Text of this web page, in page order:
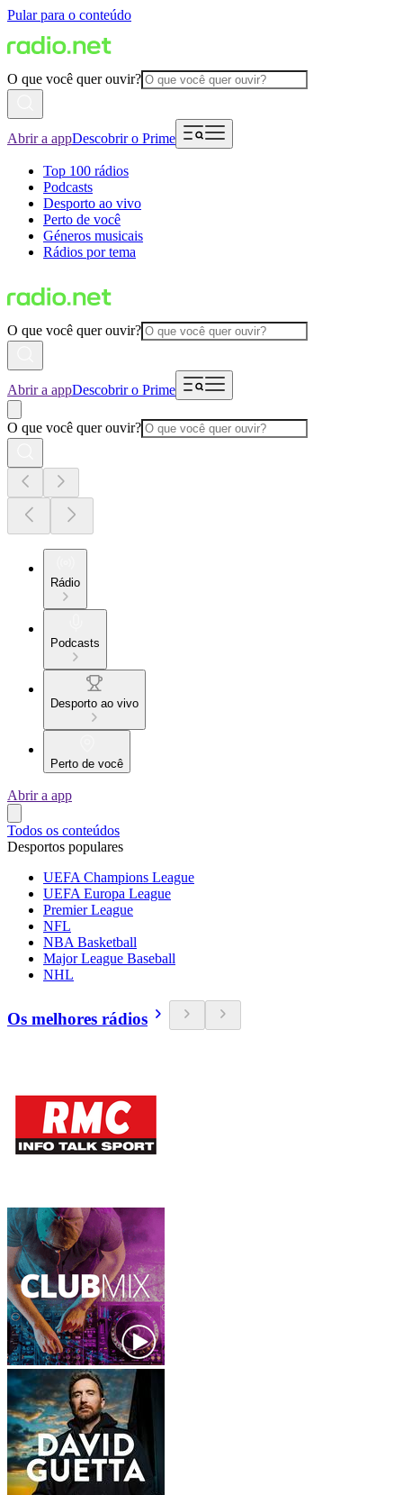
Pular para o conteúdo
O que você quer ouvir?
Abrir a appDescobrir o Prime
Top 100 rádios
Podcasts
Desporto ao vivo
Perto de você
Géneros musicais
Rádios por tema
O que você quer ouvir?
Abrir a appDescobrir o Prime
O que você quer ouvir?
Rádio
Podcasts
Desporto ao vivo
Perto de você
Abrir a app
Todos os conteúdos
Desportos populares
UEFA Champions League
UEFA Europa League
Premier League
NFL
NBA Basketball
Major League Baseball
NHL
Os melhores rádios